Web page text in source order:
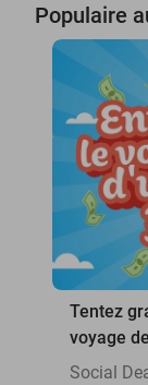
Populaire
Tentez
voyage
Social